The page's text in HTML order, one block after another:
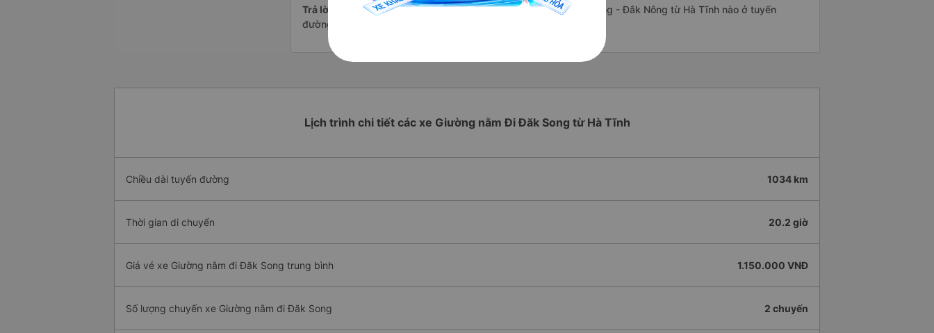
Trả lời:
Tạm thời chưa đủ review để đánh giá có nhà xe đi Đăk Song - Đắk Nông từ Hà Tĩnh nào ở tuyến
đường này có chất lượng xuất sắc.
Lịch trình chi tiết các xe Giường nằm Đi Đăk Song từ Hà Tĩnh
Chiều dài tuyến đường 1034 km
Thời gian di chuyển 20.2 giờ
Giá vé xe Giường nằm đi Đăk Song trung bình 1.150.000 VNĐ
Số lượng chuyến xe Giường nằm đi Đăk Song 2 chuyến